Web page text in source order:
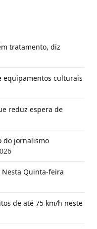
tratamento, diz
equipamentos culturais
reduz espera de
do jornalismo
Nesta Quinta-feira
de até 75 km/h neste